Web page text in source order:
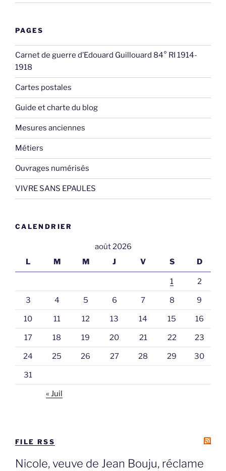
PAGES
Carnet de guerre d’Edouard Guillouard 84° RI 1914-
1918
Cartes postales
Guide et charte du blog
Mesures anciennes
Métiers
Ouvrages numérisés
VIVRE SANS EPAULES
CALENDRIER
août 2026
L
M M J V S D
1 2
3 4 5 6 7 8 9
10 11 12 13 14 15 16
17 18 19 20 21 22 23
24 25 26 27 28 29 30
31
« Juil
FILE RSS
Nicole, veuve de Jean Bouju, réclame